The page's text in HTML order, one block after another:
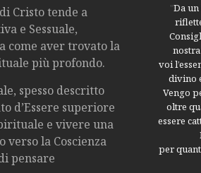
Cristo tende a
e Sessuale,
come aver trovato la
più profondo.
spesso descritto
d’Essere superiore
e vivere una
la Coscienza
pensare
"Da
voi
divino
Vengo
oltre
essere
per